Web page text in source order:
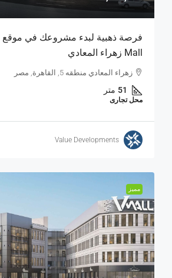
Mall زهراء المعادي
زهراء المعادي منطقه 5, القاهرة, مصر
51 متر
محل تجارى
Value Developments
مميز